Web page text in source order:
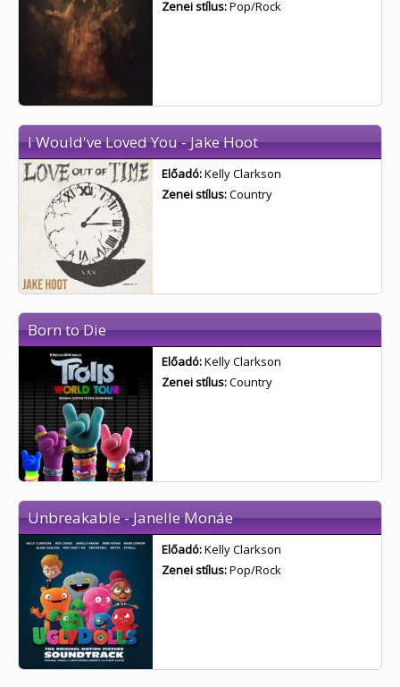
Zenei stílus:Pop/Rock
I Would've Loved You - Jake Hoot
Előadó:Kelly Clarkson
Zenei stílus:Country
Born to Die
Előadó:Kelly Clarkson
Zenei stílus:Country
Unbreakable - Janelle Monáe
Előadó:Kelly Clarkson
Zenei stílus:Pop/Rock